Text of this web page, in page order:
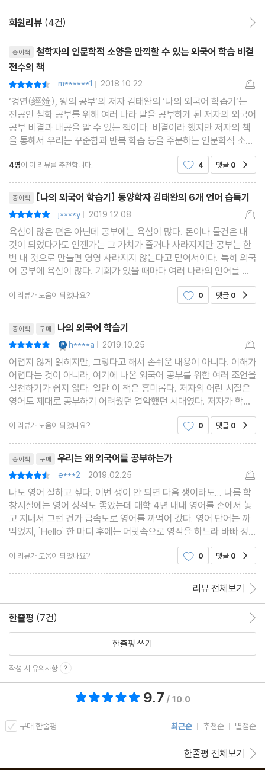
비로소 이해하게 된 영어의 언어적 특성
2장 언어의 지도와 나침반
/
태초에 말씀이 있었다
초기 언어는 어떤 형태였을까
정관사를 발명한 고대 희랍
세계를 이해하는 중요한 통로, 언어
헬렌 켈러가 깨달은 것
철자만 배워도 이미 많이 배운 것이다
외국어 공부의 동기와 목표
우리 학문을 외국에 전하겠다는 포부
문법은 한 세계의 체계를 이해하는 일
언어의 유형별 특성: 고립어, 포합어, 교착어, 굴절어
고립어, 교착어, 굴절어의 “나는 너를 사랑한다”
끝까지 들어봐야 하는 한국어
한국어 운문문학은 운보다 율을 중시한다
압운이 중요한 한시와 유럽의 시
3장 고전 한문은 동아시아의 라틴어
15세기 조선 지식인 최보의 표류기
필담, 한자 문화권의 독특한 교류 방식
한문은 동아시아의 라틴어
한자는 벽돌, 한문은 건축물
한문 공부의 첫걸음, 갈래를 파악하라
고전 한문의 문법?
문법보다 문장을 먼저!
사서삼경을 통째로 외운 까닭
품사에서 자유로워지면 보이는 것들
문장에 활력을 불어넣는 수사법
고전 한문의 행문 습관
중국어는 한문이 아니다
중국어는 화제 중심 언어
중국어 품사의 역할
회원리뷰 (4건)
종이책
철학자의 인문학적 소양을 만끽할 수 있는 외국어 학습 비결
전수의 책
| m******1 | 2018.10.22
‘경연(經筵), 왕의 공부’의 저자 김태완의 ‘나의 외국어 학습기’는
전공인 철학 공부를 위해 여러 나라 말을 공부하게 된 저자의 외국어
공부 비결과 내공을 알 수 있는 책이다. 비결이라 했지만 저자의 책
을 통해서 우리는 꾸준함과 반복 학습 등을 주문하는 인문학적 소양
국어 학습에 관한 경험을 상세하게
4명이 이 리뷰를 추천합니다. 4 댓글 0
종이책 [나의 외국어 학습기] 동양학자 김태완의 6개 언어 습득기
| j****y | 2019.12.08
욕심이 많은 편은 아닌데 공부에는 욕심이 많다. 돈이나 물건은 내
것이 되었다가도 언젠가는 그 가치가 줄거나 사라지지만 공부는 한
번 내 것으로 만들면 영영 사라지지 않는다고 믿어서이다. 특히 외국
어 공부에 욕심이 많다. 기회가 있을 때마다 여러 나라의 언어를 배
우려고 노력하고, 되든 안 되든 꾸준하게 연습하려고 한다.이 책의
저자는 우리말을 비롯해 중국어, 일본어, 영어,
이 리뷰가 도움이 되었나요? 0 댓글 0
종이책 구매 나의 외국어 학습기
| h****a | 2019.10.25
어렵지 않게 읽히지만, 그렇다고 해서 손쉬운 내용이 아니다. 이해가
어렵다는 것이 아니라, 여기에 나온 외국어 공부를 위한 여러 조언을
실천하기가 쉽지 않다. 일단 이 책은 흥미롭다. 저자의 어린 시절은
영어도 제대로 공부하기 어려웠던 열악했던 시대였다. 저자가 학자
의 길로 들어서서 본격적으로 한문, 중국어, 일본어, 프랑스어, 독일
어를 공부하게 된 과정이 흥미진진하다. 저
이 리뷰가 도움이 되었나요? 0 댓글 0
종이책 구매 우리는 왜 외국어를 공부하는가
| e***2 | 2019.02.25
나도 영어 잘하고 싶다. 이번 생이 안 되면 다음 생이라도... 나름 학
창시절에는 영어 성적도 좋았는데 대학 4년 내내 영어를 손에서 놓
고 지내서 그런 건가 급속도로 영어를 까먹어 갔다. 영어 단어는 까
먹었지, 'Hello' 한 마디 후에는 머릿속으로 영작을 하느라 바빠 정
작 입은 열지 못하는 입시 영어의 전형적인 사람이다. 영어는 나의
콤플렉스였다. 그래서 쉽게 영어 공부할 수 있
이 리뷰가 도움이 되었나요? 0 댓글 0
리뷰 전체보기
한줄평 (7건)
한줄평 쓰기
작성 시 유의사항
9.7 / 10.0
구매 한줄평 최근순 추천순 별점순
한줄평 전체보기